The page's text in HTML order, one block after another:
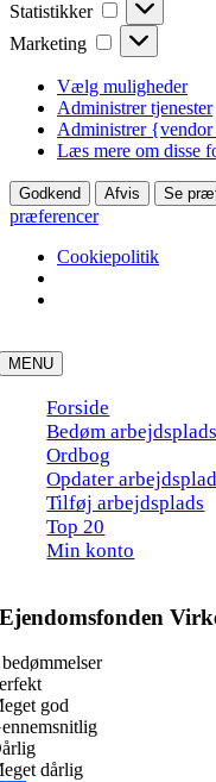
Statistikker
Marketing Marketing
Vælg muligheder
Administrer tjenester
Administrer
Læs mere om disse
Godkend Afvis Se
præferencer
Cookiepolitik
to
content
MENU
Forside
Bedøm arbejdsplads
Ordbog
Opdater
Tilføj arbejdsplads
Top 20
Min konto
Ejendomsfonden
god
dårlig